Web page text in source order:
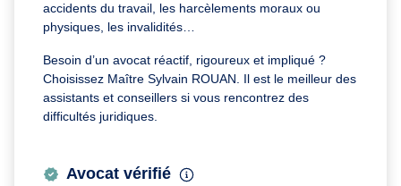
accidents du travail, les harcèlements moraux ou
physiques, les invalidités…
Besoin d’un avocat réactif, rigoureux et impliqué ?
Choisissez Maître Sylvain ROUAN. Il est le meilleur des
assistants et conseillers si vous rencontrez des
difficultés juridiques.
Avocat vérifié